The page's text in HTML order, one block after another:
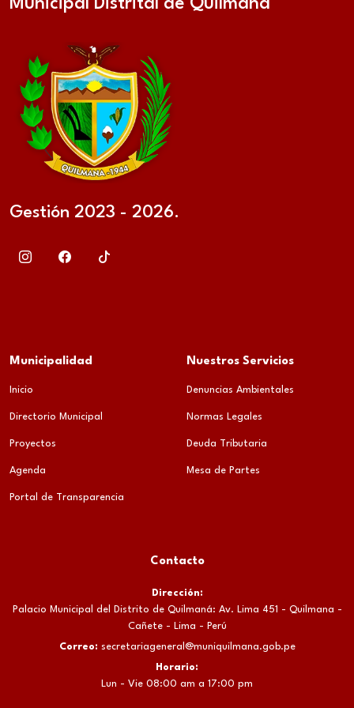
Municipal Distrital de Quilmaná
Gestión 2023 - 2026.
Municipalidad
Inicio
Directorio Municipal
Proyectos
Agenda
Portal de Transparencia
Nuestros Servicios
Denuncias Ambientales
Normas Legales
Deuda Tributaria
Mesa de Partes
Contacto
Dirección:
Palacio Municipal del Distrito de Quilmaná: Av. Lima 451 - Quilmana -
Cañete - Lima - Perú
Correo: secretariageneral@muniquilmana.gob.pe
Horario:
Lun - Vie 08:00 am a 17:00 pm